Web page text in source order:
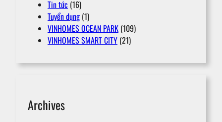
Tin tức (16)
Tuyển dụng (1)
VINHOMES OCEAN PARK (109)
VINHOMES SMART CITY (21)
Archives